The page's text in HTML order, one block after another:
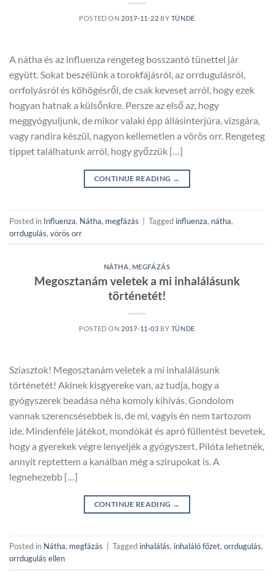
POSTED ON 2017-11-22 BY TÜNDE
A nátha és az influenza rengeteg bosszantó tünettel jár
együtt. Sokat beszélünk a torokfájásról, az orrdugulásról,
orrfolyásról és köhögésről, de csak keveset arról, hogy ezek
hogyan hatnak a külsőnkre. Persze az első az, hogy
meggyógyuljunk, de mikor valaki épp állásinterjúra, vizsgára,
vagy randira készül, nagyon kellemetlen a vörös orr. Rengeteg
tippet találhatunk arról, hogy győzzük […]
CONTINUE READING →
Posted in Influenza, Nátha, megfázás Tagged influenza, nátha,
orrdugulás, vörös orr
NÁTHA, MEGFÁZÁS
Megosztanám veletek a mi inhalálásunk
történetét!
POSTED ON 2017-11-03 BY TÜNDE
Sziasztok! Megosztanám veletek a mi inhalálásunk
történetét! Akinek kisgyereke van, az tudja, hogy a
gyógyszerek beadása néha komoly kihívás. Gondolom
vannak szerencsésebbek is, de mi, vagyis én nem tartozom
ide. Mindenféle játékot, mondókát és apró füllentést bevetek,
hogy a gyerekek végre lenyeljék a gyógyszert. Pilóta lehetnék,
annyit reptettem a kanálban még a szirupokat is. A
legnehezebb […]
CONTINUE READING →
Posted in Nátha, megfázás Tagged inhalálás, inhaláló főzet, orrdugulás,
orrdugulás ellen